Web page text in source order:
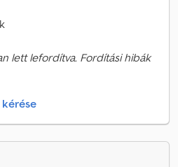
lett lefordítva. Fordítási hibák